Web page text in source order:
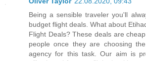
Being a sensible traveler you'll
budget flight deals. What about
Flight Deals? These deals are
people once they are choosing
agency for this task. Our aim is